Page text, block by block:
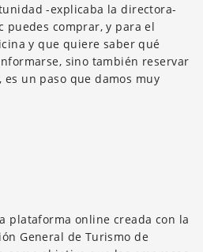
-explicaba la directora-
comprar, y para el
y que quiere saber qué
sino también reservar
un paso que damos muy
plataforma online creada con la
General de Turismo de